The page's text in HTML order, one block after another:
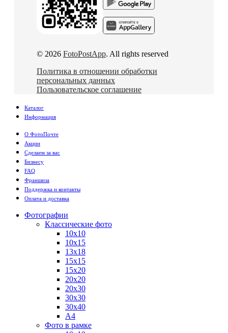
© 2026 FotoPostApp. All rights reserved
Политика в отношении обработки
персональных данных
Пользовательское соглашение
Каталог
Информация
О ФотоПочте
Акции
Сделаем за вас
Бизнесу
FAQ
Франшиза
Поддержка и контакты
Оплата и доставка
Фотографии
Классические фото
10х10
10х15
13х18
15х15
15х20
20х20
20х30
30х30
30х40
А4
Фото в рамке